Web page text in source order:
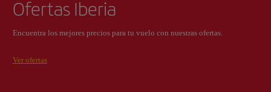
Ofertas Iberia
Encuentra los mejores precios para tu vuelo con nuestras ofertas.
Ver ofertas